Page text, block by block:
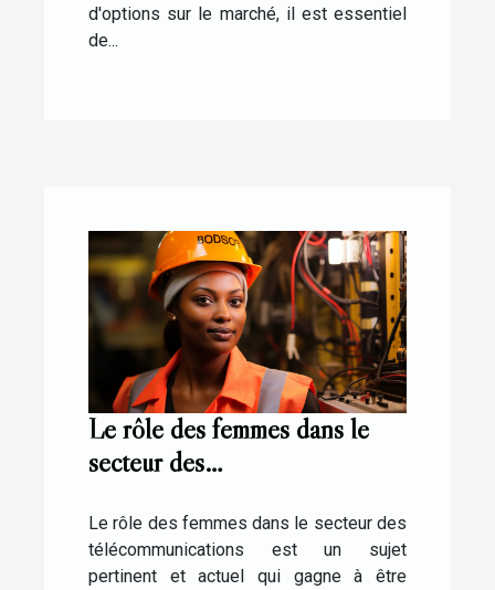
d'options sur le marché, il est essentiel
de...
Le rôle des femmes dans le
secteur des
d'Elisabeth Medou Badang
Le rôle des femmes dans le secteur des
télécommunications est un sujet
pertinent et actuel qui gagne à être